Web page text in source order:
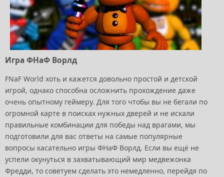
Игра ФНаФ Ворлд
FNaF World хоть и кажется довольно простой и детской
игрой, однако способна осложнить прохождение даже
очень опытному геймеру. Для того чтобы вы не бегали по
огромной карте в поисках нужных дверей и не искали
правильные комбинации для победы над врагами, мы
подготовили для вас ответы на самые популярные
вопросы касательно игры ФНаФ Ворлд. Если вы ещё не
успели окунуться в захватывающий мир медвежонка
Фредди, то советуем сделать это немедленно, перейдя по